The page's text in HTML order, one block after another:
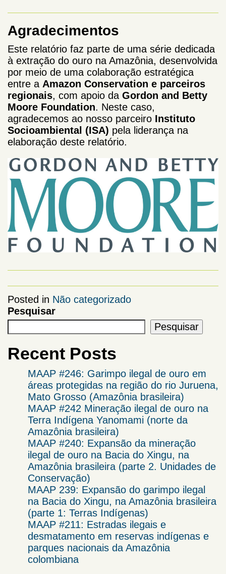
Agradecimentos
Este relatório faz parte de uma série dedicada
à extração do ouro na Amazônia, desenvolvida
por meio de uma colaboração estratégica
entre a Amazon Conservation e parceiros
regionais, com apoio da Gordon and Betty
Moore Foundation. Neste caso,
agradecemos ao nosso parceiro Instituto
Socioambiental (ISA) pela liderança na
elaboração deste relatório.
Posted in Não categorizado
Pesquisar
Pesquisar
Recent Posts
MAAP #246: Garimpo ilegal de ouro em
áreas protegidas na região do rio Juruena,
Mato Grosso (Amazônia brasileira)
MAAP #242 Mineração ilegal de ouro na
Terra Indígena Yanomami (norte da
Amazônia brasileira)
MAAP #240: Expansão da mineração
ilegal de ouro na Bacia do Xingu, na
Amazônia brasileira (parte 2. Unidades de
Conservação)
MAAP 239: Expansão do garimpo ilegal
na Bacia do Xingu, na Amazônia brasileira
(parte 1: Terras Indígenas)
MAAP #211: Estradas ilegais e
desmatamento em reservas indígenas e
parques nacionais da Amazônia
colombiana